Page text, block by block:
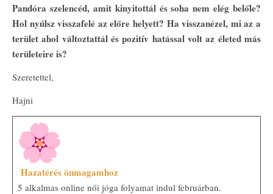
Pandóra szelencéd, amit kinyitottál és soha nem elég belőle?
Hol nyúlsz visszafelé az előre helyett? Ha visszanézel, mi az a
terület ahol változtattál és pozitív hatással volt az életed más
területeire is?
Szeretettel,
Hajni
Hazatérés önmagamhoz
5 alkalmas online női jóga folyamat indul februárban.